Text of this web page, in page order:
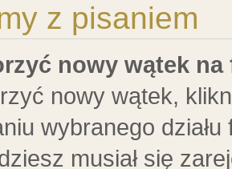
z pisaniem
nowy wątek na
nowy wątek,
wybranego
musiał się